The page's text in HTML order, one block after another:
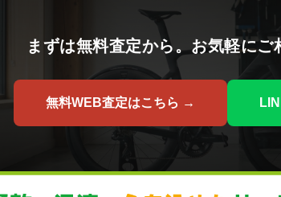
まずは無料査定から。お気軽にご
無料WEB査定はこちら →